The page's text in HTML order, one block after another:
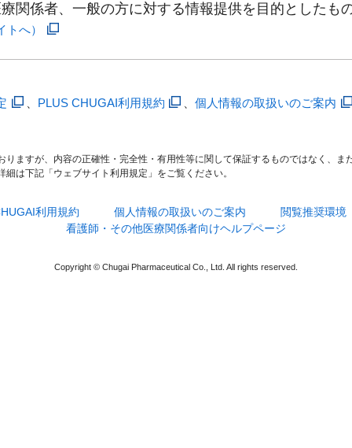
関係者、一般の方に対する情報提供を目的としたも
へ）
PLUS CHUGAI利用規約 、個人情報の取扱いのご案内
ますが、内容の正確性・完全性・有用性等に関して保証するものではなく、
は下記「ウェブサイト利用規定」をご覧ください。
利用規約 個人情報の取扱いのご案内
閲覧推奨環境
看護師・その他医療関係者向けヘルプページ
Copyright © Chugai Pharmaceutical Co., Ltd. All rights reserved.